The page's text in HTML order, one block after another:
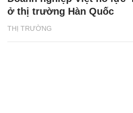
THỊ TRƯỜNG
ở thị trường Hàn Quốc